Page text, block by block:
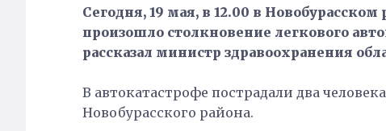
Сегодня, 19 мая, в 12.00 в
произошло столкновение легкового
рассказал министр здравоохранения
В автокатастрофе пострадали два
Новобурасского района.